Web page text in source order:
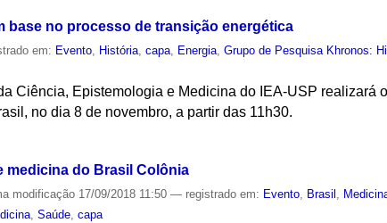
base no processo de transição energética
em: Evento História ,capa Energia ,Grupo de Pesquisa Khronos:
Ciência, Epistemologia e Medicina do IEA-USP realizará
no dia 8 de novembro, a partir das 11h30.
medicina do Brasil Colônia
modificação 17/09/2018 11:50— registrado em: Evento, Brasil ,
,Saúde,capa